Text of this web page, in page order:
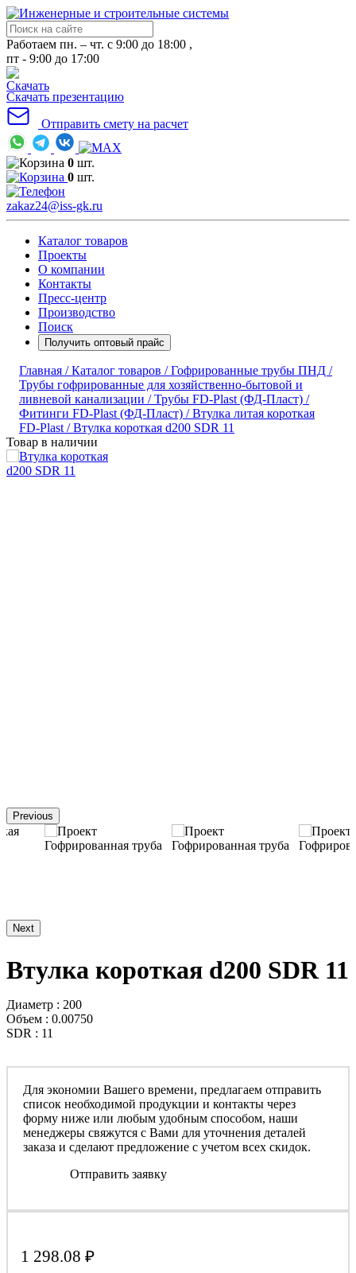
Работаем пн. – чт. с 9:00 до 18:00 ,
пт - 9:00 до 17:00
Скачать презентацию
Отправить смету на расчет
0 шт.
0 шт.
zakaz24@iss-gk.ru
Каталог товаров
Проекты
О компании
Контакты
Пресс-центр
Производство
Поиск
Получить оптовый прайс
Главная /Каталог товаров /Гофрированные трубы ПНД /
Трубы гофрированные для хозяйственно-бытовой и
ливневой канализации /Трубы FD-Plast (ФД-Пласт) /
Фитинги FD-Plast (ФД-Пласт) /Втулка литая короткая
FD-Plast /Втулка короткая d200 SDR 11
Товар в наличии
Previous
Next
Втулка короткая d200 SDR 11
Диаметр : 200
Объем : 0.00750
SDR : 11
Для экономии Вашего времени, предлагаем отправить
список необходимой продукции и контакты через
форму ниже или любым удобным способом, наши
менеджеры свяжутся с Вами для уточнения деталей
заказа и сделают предложение с учетом всех скидок.
Отправить заявку
1 298.08 ₽